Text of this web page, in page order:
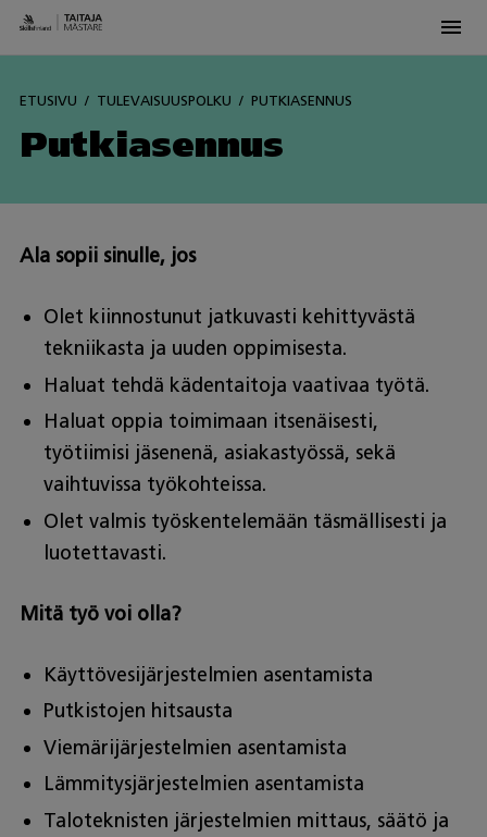
ETUSIVU TULEVAISUUSPOLKU PUTKIASENNUS
Putkiasennus
Ala sopii sinulle, jos
Olet kiinnostunut jatkuvasti kehittyvästä
tekniikasta ja uuden oppimisesta.
Haluat tehdä kädentaitoja vaativaa työtä.
Haluat oppia toimimaan itsenäisesti,
työtiimisi jäsenenä, asiakastyössä, sekä
vaihtuvissa työkohteissa.
Olet valmis työskentelemään täsmällisesti ja
luotettavasti.
Mitä työ voi olla?
Käyttövesijärjestelmien asentamista
Putkistojen hitsausta
Viemärijärjestelmien asentamista
Lämmitysjärjestelmien asentamista
Taloteknisten järjestelmien mittaus, säätö ja